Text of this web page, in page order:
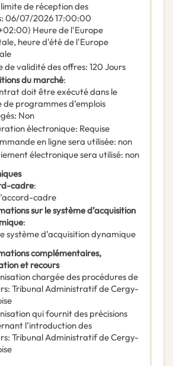
de réception des
: 06/07/202617:00:00
Heure de l'Europe
heure d'été de l'Europe
de validité des offres: 120 Jours
du marché:
doit être exécuté dans le
de programmes d’emplois
: Non
électronique: Requise
en ligne sera utilisée: non
électronique sera utilisé: non
cadre:
cadre
sur le système d’acquisition
:
système d’acquisition dynamique
complémentaires,
et recours
chargée des procédures de
: Tribunal Administratif de Cergy-
qui fournit des précisions
l’introduction des
: Tribunal Administratif de Cergy-